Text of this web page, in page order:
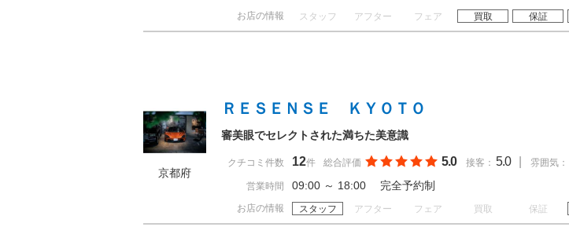
お店の情報 スタッフ アフター フェア 買取 保証
京都府
ＲＥＳＥＮＳＥ ＫＹＯＴＯ
審美眼でセレクトされた満ちた美意識
クチコミ件数 12件 総合評価 5.0 接客： 5.0 雰囲気：
営業時間 09:00 ～ 18:00 完全予約制
お店の情報 スタッフ アフター フェア 買取 保証